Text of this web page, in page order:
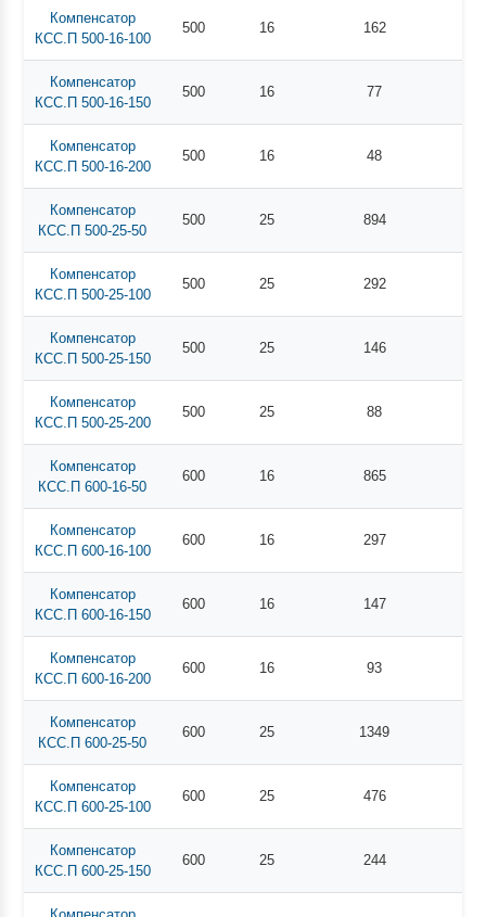
Компенсатор
КСС.П 500-16-100
500 16 162
Компенсатор
КСС.П 500-16-150
500 16 77
Компенсатор
КСС.П 500-16-200
500 16 48
Компенсатор
КСС.П 500-25-50
500 25 894
Компенсатор
КСС.П 500-25-100
500 25 292
Компенсатор
КСС.П 500-25-150
500 25 146
Компенсатор
КСС.П 500-25-200
500 25 88
Компенсатор
КСС.П 600-16-50
600 16 865
Компенсатор
КСС.П 600-16-100
600 16 297
Компенсатор
КСС.П 600-16-150
600 16 147
Компенсатор
КСС.П 600-16-200
600 16 93
Компенсатор
КСС.П 600-25-50
600 25 1349
Компенсатор
КСС.П 600-25-100
600 25 476
Компенсатор
КСС.П 600-25-150
600 25 244